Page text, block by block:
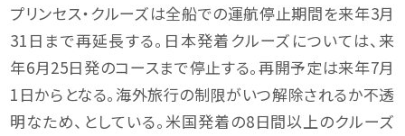
プリンセス・クルーズは全船での運航停止期間を来年3月
31日まで再延長する。日本発着クルーズについては、来
年6月25日発のコースまで停止する。再開予定は来年7月
1日からとなる。海外旅行の制限がいつ解除されるか不透
明なため、としている。米国発着の8日間以上のクルーズ